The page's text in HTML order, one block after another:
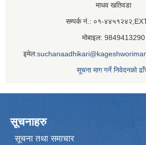
माधव खतिवडा
सम्पर्क नं.: ०१-
मोबाइल: 9849413290
इमेल:
सूचना माग गर्ने निवेदनको
सूचनाहरु
सूचना तथा समाचार